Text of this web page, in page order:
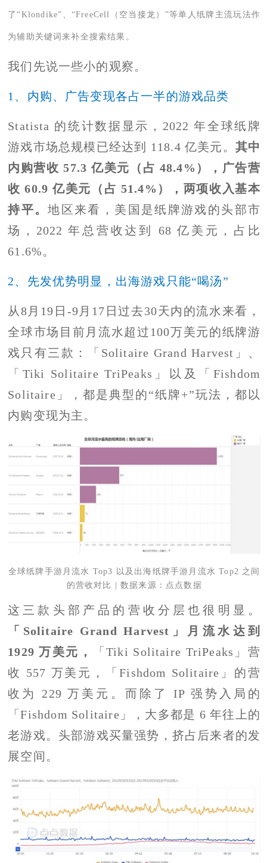
了“Klondike”、“FreeCell（空当接龙）”等单人纸牌主流玩法作
为辅助关键词来补全搜索结果。
我们先说一些小的观察。
1、内购、广告变现各占一半的游戏品类
Statista 的统计数据显示，2022 年全球纸牌
游戏市场总规模已经达到 118.4 亿美元。 其中
内购营收 57.3 亿美元（占 48.4%），广告营
收 60.9 亿美元（占 51.4%），两项收入基本
持平。地区来看，美国是纸牌游戏的头部市
场，2022 年总营收达到 68 亿美元，占比
61.6%。
2、先发优势明显，出海游戏只能“喝汤”
从8月19日-9月17日过去30天内的流水来看，
全球市场目前月流水超过100万美元的纸牌游
戏只有三款：「Solitaire Grand Harvest」、
「Tiki Solitaire TriPeaks」以及「Fishdom
Solitaire」，都是典型的“纸牌+”玩法，都以
内购变现为主。
全球纸牌手游月流水 Top3 以及出海纸牌手游月流水 Top2 之间
的营收对比 | 数据来源：点点数据
这三款头部产品的营收分层也很明显。
「Solitaire Grand Harvest」月流水达到
1929 万美元，
「Tiki Solitaire TriPeaks」营
收 557 万美元，「Fishdom Solitaire」的营
收为 229 万美元。而除了 IP 强势入局的
「Fishdom Solitaire」，大多都是 6 年往上的
老游戏。头部游戏买量强势，挤占后来者的发
展空间。